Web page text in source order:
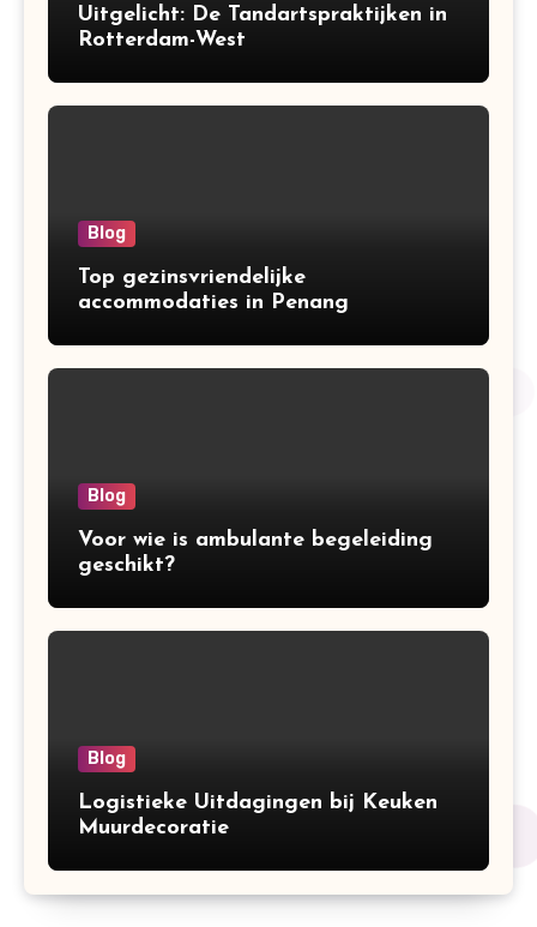
Uitgelicht: De Tandartspraktijken in
Rotterdam-West
Blog
Top gezinsvriendelijke
accommodaties in Penang
Blog
Voor wie is ambulante begeleiding
geschikt?
Blog
Logistieke Uitdagingen bij Keuken
Muurdecoratie